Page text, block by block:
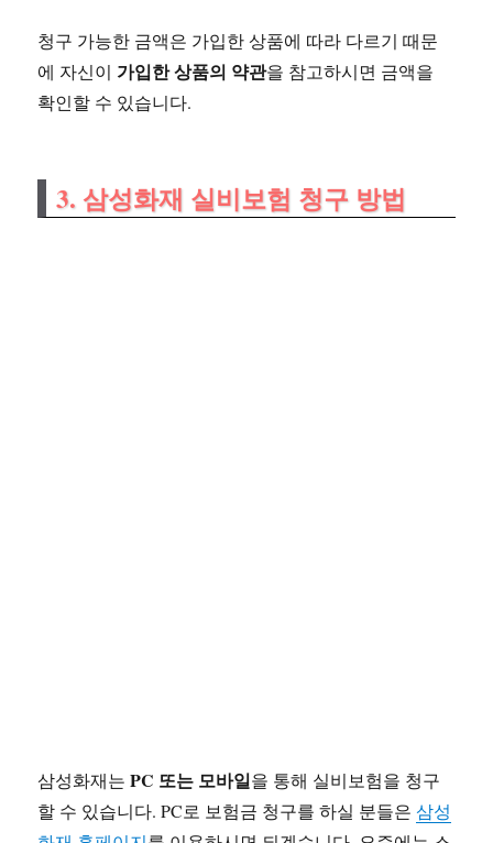
청구 가능한 금액은 가입한 상품에 따라 다르기 때문
에 자신이 가입한 상품의 약관을 참고하시면 금액을
확인할 수 있습니다.
3. 삼성화재 실비보험 청구 방법
삼성화재는PC 또는 모바일을 통해 실비보험을 청구
할 수 있습니다. PC로 보험금 청구를 하실 분들은삼성